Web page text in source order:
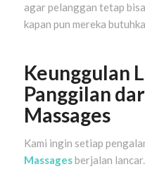
agar pelanggan tetap
kapan pun mereka
Keunggulan
Panggilan
Massages
Kami ingin setiap
Massagesberjalan